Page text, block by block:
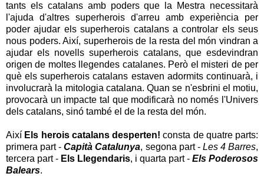
tants els catalans amb poders que la Mestra necessitarà
l'ajuda d'altres superherois d'arreu amb experiència per
poder ajudar els superherois catalans a controlar els seus
nous poders. Així, superherois de la resta del món vindran a
ajudar els novells superherois catalans, que esdevindran
origen de moltes llegendes catalanes. Però el misteri de per
què els superherois catalans estaven adormits continuarà, i
involucrarà la mitologia catalana. Quan se n'esbrini el motiu,
provocarà un impacte tal que modificarà no només l'Univers
dels catalans, sinó també el de la resta del món.
Així Els herois catalans desperten! consta de quatre parts:
primera part -Capità Catalunya, segona part - Les 4 Barres,
tercera part - Els Llegendaris, i quarta part - Els Poderosos
Balears.